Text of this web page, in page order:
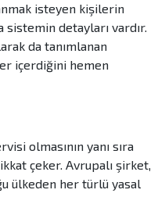
isteyen kişilerin
sistemin detayları vardır.
da tanımlanan
içerdiğini hemen
olmasının yanı sıra
çeker. Avrupalı şirket,
ülkeden her türlü yasal